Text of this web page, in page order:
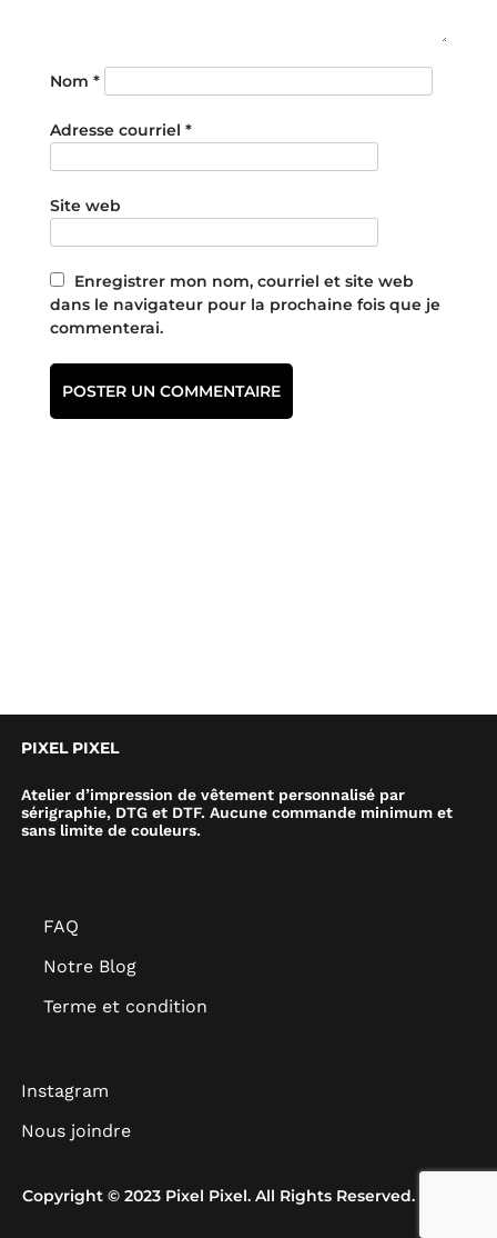
Nom *
Adresse courriel *
Site web
Enregistrer mon nom, courriel et site web
dans le navigateur pour la prochaine fois que je
commenterai.
PIXEL PIXEL
Atelier d’impression de vêtement personnalisé par
sérigraphie, DTG et DTF. Aucune commande minimum et
sans limite de couleurs.
FAQ
Notre Blog
Terme et condition
Instagram
Nous joindre
Copyright © 2023 Pixel Pixel. All Rights Reserved.